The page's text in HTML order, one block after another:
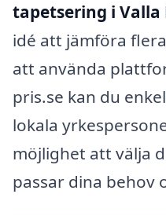
tapetsering i Valla
idé att jämföra
att använda
pris.se kan du
lokala
möjlighet att välja
passar dina behov